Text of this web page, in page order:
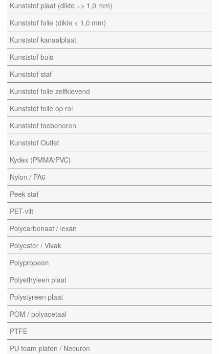
Kunststof plaat (dikte => 1,0 mm)
Kunststof folie (dikte < 1,0 mm)
Kunststof kanaalplaat
Kunststof buis
Kunststof staf
Kunststof folie zelfklevend
Kunststof folie op rol
Kunststof toebehoren
Kunststof Outlet
Kydex (PMMA/PVC)
Nylon / PA6
Peek staf
PET-vilt
Polycarbonaat / lexan
Polyester / Vivak
Polypropeen
Polyethyleen plaat
Polystyreen plaat
POM / polyacetaal
PTFE
PU foam platen / Necuron